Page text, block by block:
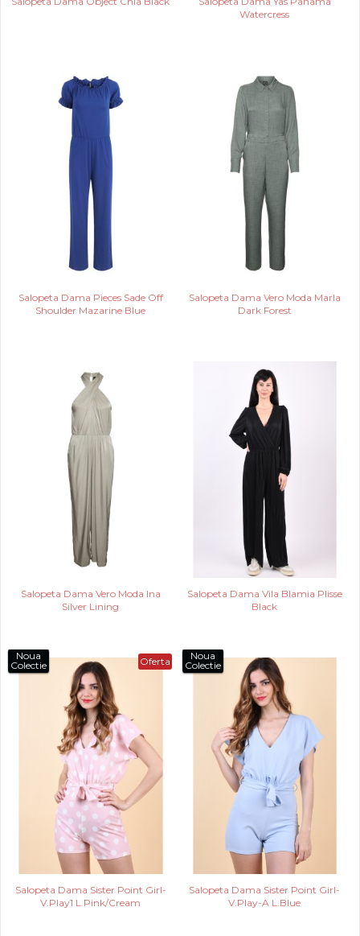
Watercress
Salopeta Dama Pieces Sade Off
Shoulder Mazarine Blue
Salopeta Dama Vero Moda Marla
Dark Forest
Salopeta Dama Vero Moda Ina
Silver Lining
Salopeta Dama Vila Blamia Plisse
Black
Oferta
Noua
Colectie
Salopeta Dama Sister Point Girl-
V.Play1 L.Pink/Cream
Noua
Colectie
Salopeta Dama Sister Point Girl-
V.Play-A L.Blue